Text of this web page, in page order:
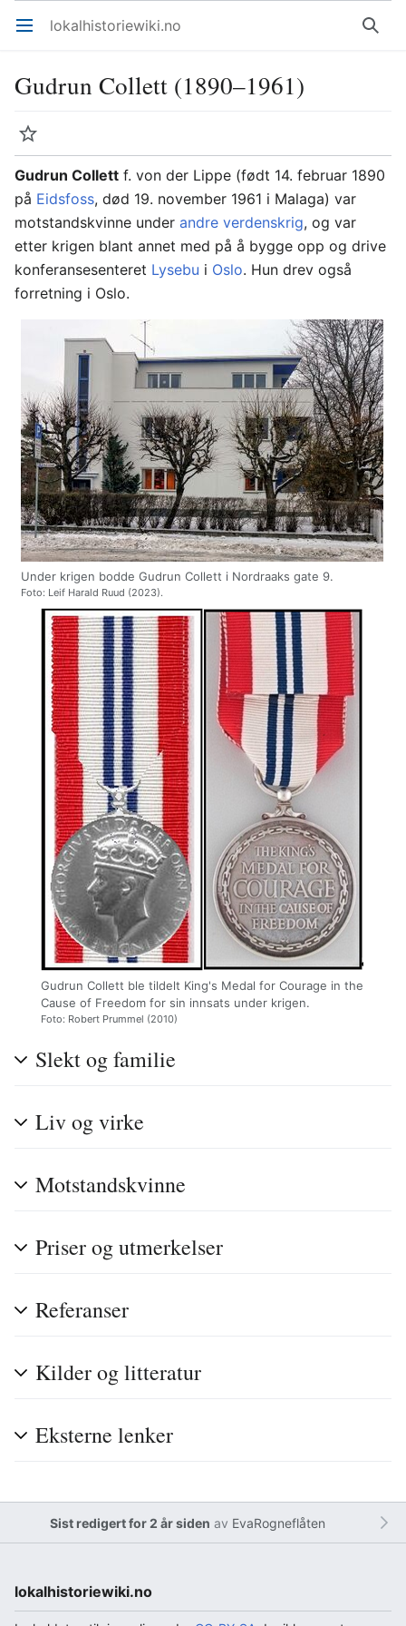
Åpne hovedmenyen lokalhistoriewiki.no Søk
Gudrun Collett (1890–1961)
Overvåk
Gudrun Collett f. von der Lippe (født 14. februar 1890
på Eidsfoss, død 19. november 1961 i Malaga) var
motstandskvinne under andre verdenskrig, og var
etter krigen blant annet med på å bygge opp og drive
konferansesenteret Lysebu i Oslo. Hun drev også
forretning i Oslo.
Under krigen bodde Gudrun Collett i Nordraaks gate 9.
Foto: Leif Harald Ruud (2023).
Gudrun Collett ble tildelt King's Medal for Courage in the
Cause of Freedom for sin innsats under krigen.
Foto: Robert Prummel (2010)
Slekt og familie
Liv og virke
Motstandskvinne
Priser og utmerkelser
Referanser
Kilder og litteratur
Eksterne lenker
Sist redigert for 2 år siden av EvaRogneflåten
lokalhistoriewiki.no